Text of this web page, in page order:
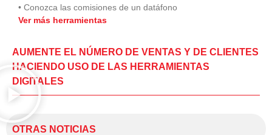
• Conozca las comisiones de un datáfono
Ver más herramientas
AUMENTE EL NÚMERO DE VENTAS Y DE CLIENTES
HACIENDO USO DE LAS HERRAMIENTAS
DIGITALES
OTRAS NOTICIAS